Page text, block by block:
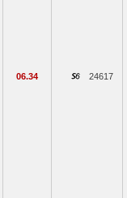
06.34 24617